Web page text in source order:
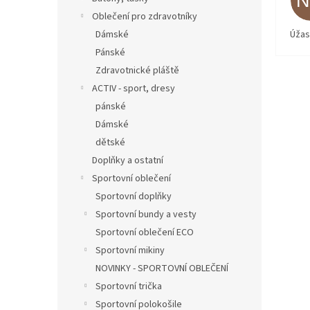
Oblečení pro zdravotníky
Dámské
Pánské
Zdravotnické pláště
ACTIV - sport, dresy
pánské
Dámské
dětské
Doplňky a ostatní
Sportovní oblečení
Sportovní doplňky
Sportovní bundy a vesty
Sportovní oblečení ECO
Sportovní mikiny
NOVINKY - SPORTOVNÍ OBLEČENÍ
Sportovní trička
Sportovní polokošile